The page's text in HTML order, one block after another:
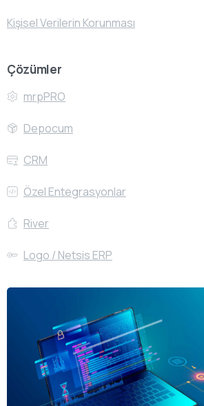
Kişisel Verilerin Korunması
Çözümler
mrpPRO
Depocum
CRM
Özel Entegrasyonlar
River
Logo / Netsis ERP